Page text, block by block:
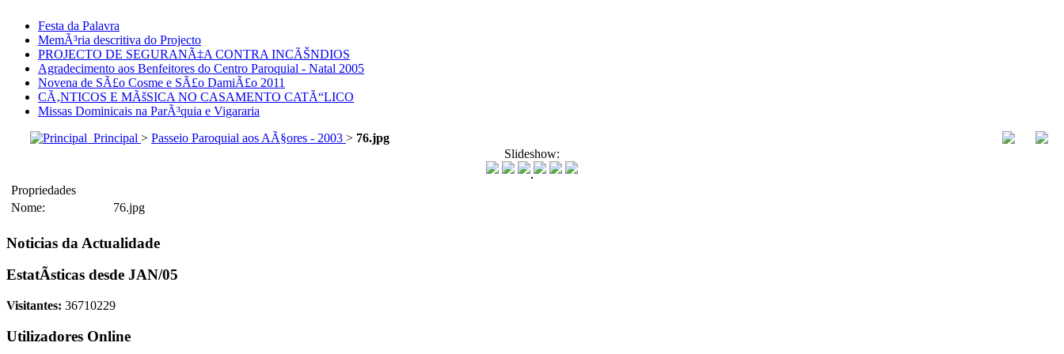
Festa da Palavra
MemÃ³ria descritiva do Projecto
PROJECTO DE SEGURANÃ‡A CONTRA INCÃŠNDIOS
Agradecimento aos Benfeitores do Centro Paroquial - Natal 2005
Novena de SÃ£o Cosme e SÃ£o DamiÃ£o 2011
CÃ‚NTICOS E MÃšSICA NO CASAMENTO CATÃ“LICO
Missas Dominicais na ParÃ³quia e Vigararia
Principal > Passeio Paroquial aos AÃ§ores - 2003 > 76.jpg
Slideshow:
Propriedades
Nome:
76.jpg
Noticias da Actualidade
EstatÃ­sticas desde JAN/05
Visitantes: 36710229
Utilizadores Online